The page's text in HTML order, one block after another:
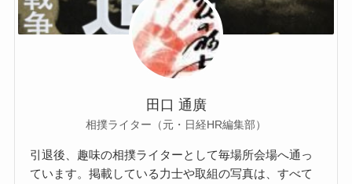
田口 通廣
相撲ライター（元・日経HR編集部）
引退後、趣味の相撲ライターとして毎場所会場へ通っ
ています。掲載している力士や取組の写真は、すべて